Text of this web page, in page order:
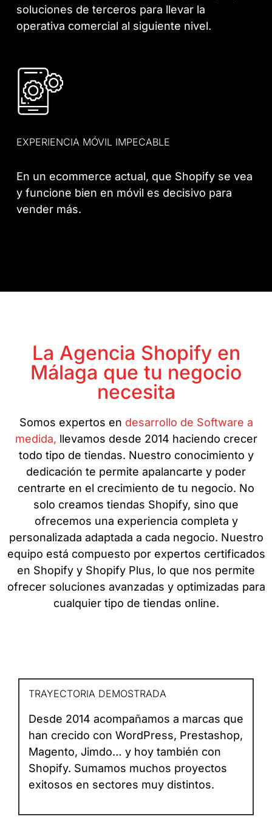
soluciones de terceros para llevar la
operativa comercial al siguiente nivel.
EXPERIENCIA MÓVIL IMPECABLE
En un ecommerce actual, que Shopify se vea
y funcione bien en móvil es decisivo para
vender más.
La Agencia Shopify en
Málaga que tu negocio
necesita
Somos expertos en desarrollo de Software a
medida, llevamos desde 2014 haciendo crecer
todo tipo de tiendas. Nuestro conocimiento y
dedicación te permite apalancarte y poder
centrarte en el crecimiento de tu negocio. No
solo creamos tiendas Shopify, sino que
ofrecemos una experiencia completa y
personalizada adaptada a cada negocio. Nuestro
equipo está compuesto por expertos certificados
en Shopify y Shopify Plus, lo que nos permite
ofrecer soluciones avanzadas y optimizadas para
cualquier tipo de tiendas online.
TRAYECTORIA DEMOSTRADA
Desde 2014 acompañamos a marcas que
han crecido con WordPress, Prestashop,
Magento, Jimdo… y hoy también con
Shopify. Sumamos muchos proyectos
exitosos en sectores muy distintos.